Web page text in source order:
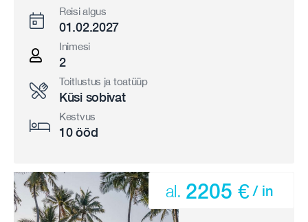
Reisi algus
01.02.2027
Inimesi
2
Toitlustus ja toatüüp
Küsi sobivat
Kestvus
10 ööd
al. 2205 € / in